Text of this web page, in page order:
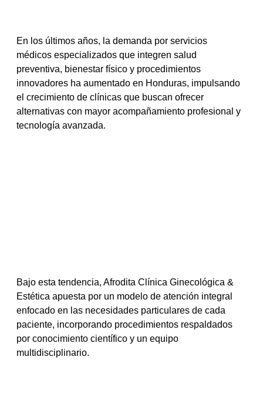
En los últimos años, la demanda por servicios
médicos especializados que integren salud
preventiva, bienestar físico y procedimientos
innovadores ha aumentado en Honduras, impulsando
el crecimiento de clínicas que buscan ofrecer
alternativas con mayor acompañamiento profesional y
tecnología avanzada.
Bajo esta tendencia, Afrodita Clínica Ginecológica &
Estética apuesta por un modelo de atención integral
enfocado en las necesidades particulares de cada
paciente, incorporando procedimientos respaldados
por conocimiento científico y un equipo
multidisciplinario.